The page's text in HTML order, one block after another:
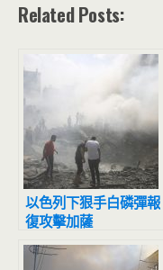
Related Posts:
以色列下狠手白磷彈報
復攻擊加薩